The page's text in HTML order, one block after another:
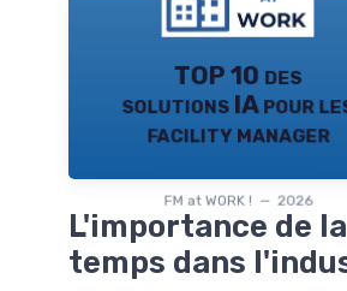
TOP 10 des
solutions IA pour
facility manager
FM at WORK ! — 2026
L'importance de
temps dans